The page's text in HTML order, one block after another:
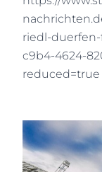
riedl-duerfen-
c9b4-4624-
reduced=true